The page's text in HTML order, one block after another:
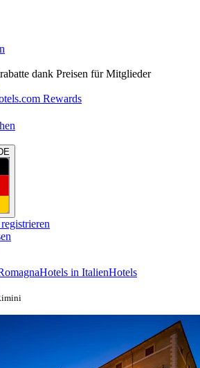
dank Preisen für Mitglieder
Rewards
Hotels in ItalienHotels